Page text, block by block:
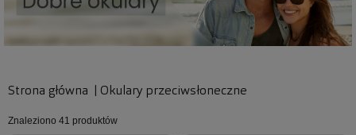
Strona główna Okulary przeciwsłoneczne
Znaleziono 41 produktów